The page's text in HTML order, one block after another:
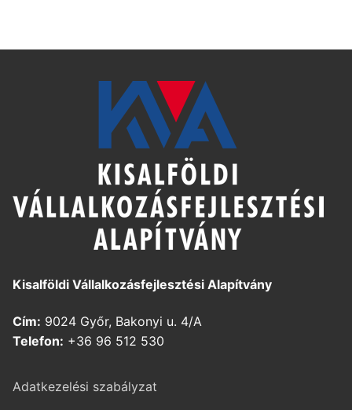
Kisalföldi Vállalkozásfejlesztési Alapítvány
Cím: 9024 Győr, Bakonyi u. 4/A
Telefon: +36 96 512 530
Adatkezelési szabályzat